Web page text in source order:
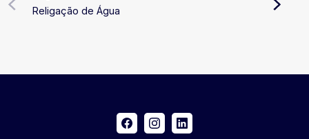
Religação de Água